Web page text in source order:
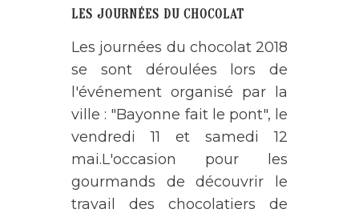
LES JOURNÉES DU CHOCOLAT
Les journées du chocolat 2018
se sont déroulées lors de
l'événement organisé par la
ville : "Bayonne fait le pont", le
vendredi 11 et samedi 12
mai.L'occasion pour les
gourmands de découvrir le
travail des chocolatiers de